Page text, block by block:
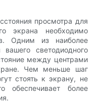
просмотра для
экрана необходимо
Одним из наиболее
светодиодного
между центрами
Чем меньше шаг
стоять к экрану, не
обеспечивает более